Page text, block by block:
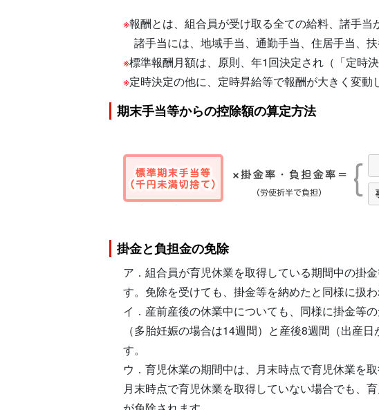
※報酬とは、組合員が受け取る全ての給料、諸手当
諸手当には、地域手当、通勤手当、住居手当、
※標準報酬月額は、原則、年1回決定され（「定時
※定時決定の他に、定時昇給等で報酬が大きく変動
期末手当等からの控除額の算定方法
掛金と負担金の免除
ア．組合員が育児休業を取得している期間中の掛
す。免除を受けても、掛金等を納めたと同様に扱
イ．産前産後の休業中についても、同様に掛金等
（多胎妊娠の場合は14週間）と産後8週間（出産
す。
ウ．育児休業の期間中は、月末時点で育児休業を
月末時点で育児休業を取得していない場合でも、